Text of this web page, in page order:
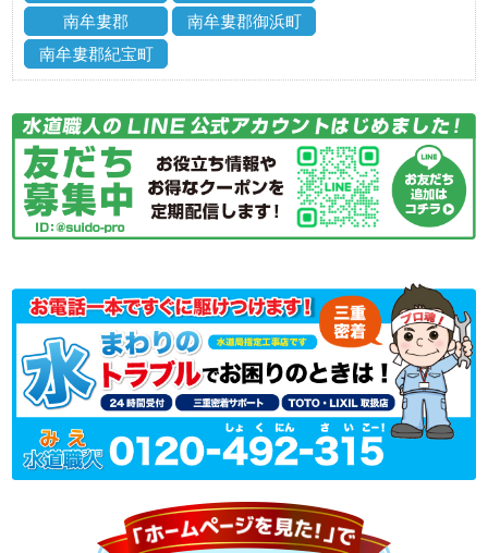
南牟婁郡
南牟婁郡御浜町
南牟婁郡紀宝町